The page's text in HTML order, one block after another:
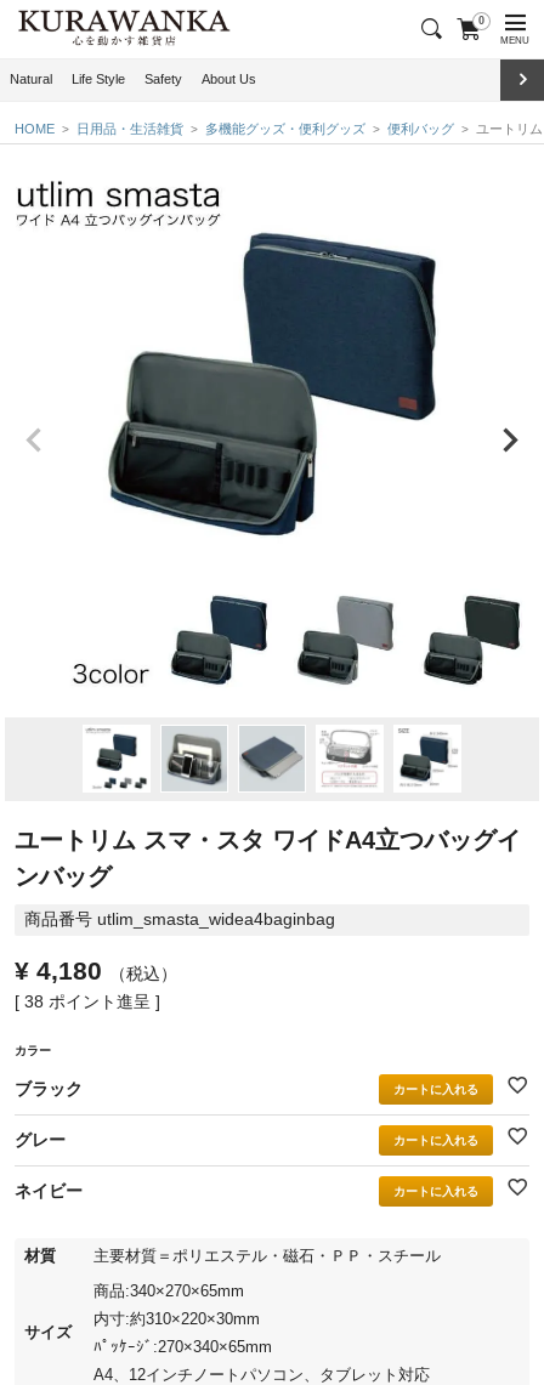
0
MENU
Natural Life Style Safety About Us
HOME 日用品・生活雑貨 多機能グッズ・便利グッズ 便利バッグ ユートリ
ユートリム スマ・スタ ワイドA4立つバッグイ
ンバッグ
商品番号 utlim_smasta_widea4baginbag
¥ 4,180
税込
[ 38 ポイント進呈 ]
カラー
ブラック カートに入れる
グレー カートに入れる
ネイビー カートに入れる
材質 主要材質＝ポリエステル・磁石・ＰＰ・スチール
サイズ
商品:340×270×65mm
内寸:約310×220×30mm
ﾊﾟｯｹｰｼﾞ:270×340×65mm
A4、12インチノートパソコン、タブレット対応